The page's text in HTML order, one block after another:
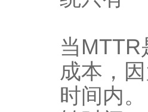
当
成本，
时间内